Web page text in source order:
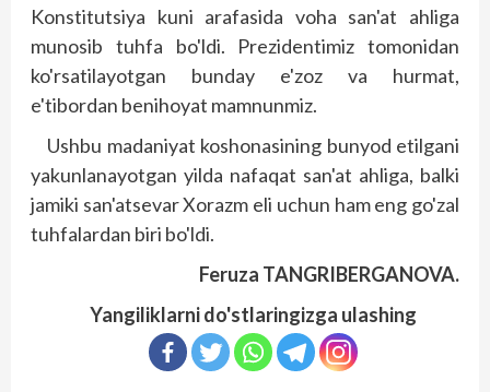
Konstitutsiya kuni arafasida voha san'at ahliga
munosib tuhfa bo'ldi. Prezidentimiz tomonidan
ko'rsatilayotgan bunday e'zoz va hurmat,
e'tibordan benihoyat mamnunmiz.
Ushbu madaniyat koshonasining bunyod etilgani
yakunlanayotgan yilda nafaqat san'at ahliga, balki
jamiki san'atsevar Xorazm eli uchun ham eng go'zal
tuhfalardan biri bo'ldi.
Feruza TANGRIBERGANOVA.
Yangiliklarni do'stlaringizga ulashing